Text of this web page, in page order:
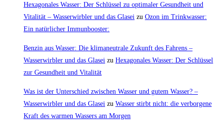
Hexagonales Wasser: Der Schlüssel zu optimaler Gesundheit und
Vitalität – Wasserwirbler und das Glasei zu Ozon im Trinkwasser:
Ein natürlicher Immunbooster:
Benzin aus Wasser: Die klimaneutrale Zukunft des Fahrens –
Wasserwirbler und das Glasei zu Hexagonales Wasser: Der Schlüssel
zur Gesundheit und Vitalität
Was ist der Unterschied zwischen Wasser und gutem Wasser? –
Wasserwirbler und das Glasei zu Wasser stirbt nicht: die verborgene
Kraft des warmen Wassers am Morgen